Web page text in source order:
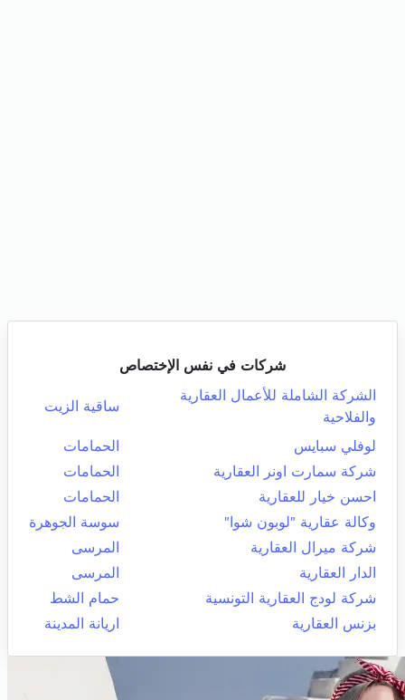
شركات في نفس الإختصاص
الشركة الشاملة للأعمال العقارية
والفلاحية
ساقية الزيت
لوفلي سبايس
الحمامات
شركة سمارت اونر العقارية
الحمامات
احسن خيار للعقارية
الحمامات
وكالة عقارية "لوبون شوا"
سوسة الجوهرة
شركة ميرال العقارية
المرسى
الدار العقارية
المرسى
شركة لودج العقارية التونسية
حمام الشط
بزنس العقارية
اريانة المدينة